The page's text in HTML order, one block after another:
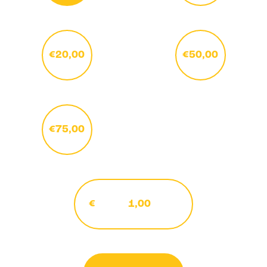
€
€20,00 €50,00
€75,00